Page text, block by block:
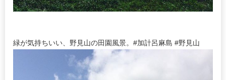
緑が気持ちいい、野見山の田園風景。#加計呂麻島 #野見山